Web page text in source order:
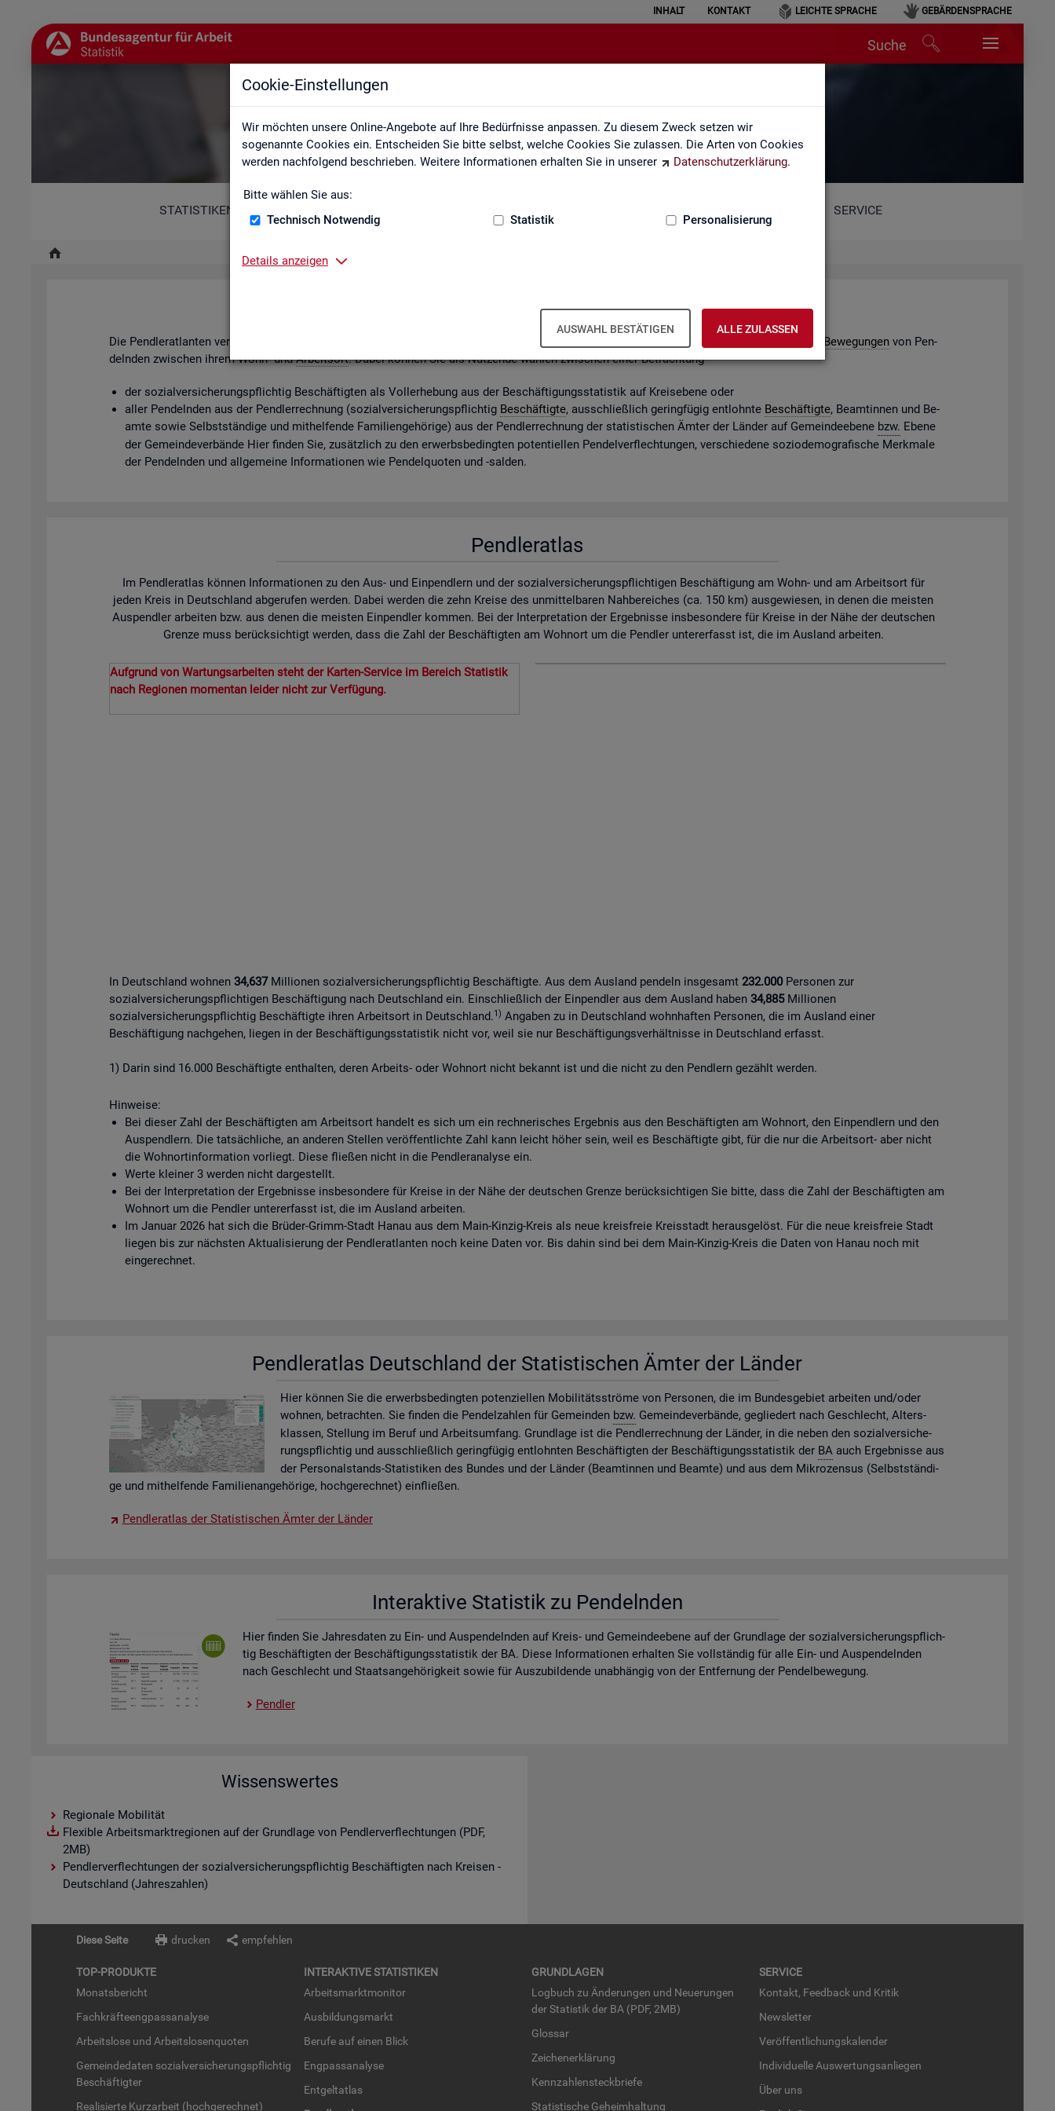
Cookie-Einstellungen
Wir möchten unsere Online-Angebote auf Ihre Bedürfnisse anpassen. Zu diesem Zweck setzen wir
sogenannte Cookies ein. Entscheiden Sie bitte selbst, welche Cookies Sie zulassen. Die Arten von Cookies
werden nachfolgend beschrieben. Weitere Informationen erhalten Sie in unserer
Datenschutzerklärung.
Bitte wählen Sie aus:
Technisch Notwendig
Statistik Personalisierung
Details anzeigen
AUSWAHL BESTÄTIGEN ALLE ZULASSEN
INHALT KONTAKT LEICHTE SPRACHE GEBÄRDENSPRACHE
Suche
Pendleratlas
STATISTIKEN SERVICE
Pend­ler­at­lan­ten für Krei­se und Ge­mein­den/Ge­mein­de­ver­bän­de
Die Pend­ler­at­lan­ten ver­an­schau­li­chen mit ihren Kar­ten­dar­stel­lun­gen auf leicht nach­voll­zieh­ba­re Weise die er­werbs­be­ding­ten po­ten­ti­el­len Be­we­gun­genvon Pen­
deln­den zwi­schen ihrem Wohn- undAr­beits­ort. Dabei kön­nen Sie als Nut­zen­de wäh­len zwi­schen einer Be­trach­tung
der so­zi­al­ver­si­che­rungs­pflich­tig Be­schäf­tig­ten als Vol­l­er­he­bung aus der Be­schäf­ti­gungs­sta­tis­tik auf Kreis­ebe­ne oder
aller Pen­deln­den aus der Pend­ler­rech­nung (so­zi­al­ver­si­che­rungs­pflich­tig Be­schäf­tig­te, aus­schlie­ß­lich ge­ring­fü­gig ent­lohn­te Be­schäf­tig­te, Be­am­tin­nen und Be­
am­te sowie Selbst­stän­di­ge und mit­hel­fen­de Fa­mi­li­en­ge­hö­ri­ge) aus der Pend­ler­rech­nung der sta­tis­ti­schen Ämter der Län­der auf Ge­mein­de­ebe­ne bzw. Ebene
der Ge­mein­de­ver­bän­de Hier fin­den Sie, zu­sätz­lich zu den er­werbs­be­ding­ten po­ten­ti­el­len Pen­del­ver­flech­tun­gen, ver­schie­de­ne so­zio­de­mo­gra­fi­sche Merk­ma­le
der Pen­deln­den und all­ge­mei­ne In­for­ma­tio­nen wie Pen­del­quo­ten und -sal­den.
Pendleratlas
Im Pendleratlas können Informationen zu den Aus- und Einpendlern und der sozialversicherungspflichtigen Beschäftigung am Wohn- und am Arbeitsort für
jeden Kreis in Deutschland abgerufen werden. Dabei werden die zehn Kreise des unmittelbaren Nahbereiches (ca. 150 km) ausgewiesen, in denen die meisten
Auspendler arbeiten bzw. aus denen die meisten Einpendler kommen. Bei der Interpretation der Ergebnisse insbesondere für Kreise in der Nähe der deutschen
Grenze muss berücksichtigt werden, dass die Zahl der Beschäftigten am Wohnort um die Pendler untererfasst ist, die im Ausland arbeiten.
Aufgrund von Wartungsarbeiten steht der Karten-Service im Bereich Statistik
nach Regionen momentan leider nicht zur Verfügung.
In Deutschland wohnen 34,637Millionen sozialversicherungspflichtig Beschäftigte. Aus dem Ausland pendeln insgesamt 232.000Personen zur
sozialversicherungspflichtigen Beschäftigung nach Deutschland ein. Einschließlich der Einpendler aus dem Ausland haben 34,885Millionen
sozialversicherungspflichtig Beschäftigte ihren Arbeitsort in Deutschland.1) Angaben zu in Deutschland wohnhaften Personen, die im Ausland einer
Beschäftigung nachgehen, liegen in der Beschäftigungsstatistik nicht vor, weil sie nur Beschäftigungsverhältnisse in Deutschland erfasst.
1) Darin sind 16.000 Beschäftigte enthalten, deren Arbeits- oder Wohnort nicht bekannt ist und die nicht zu den Pendlern gezählt werden.
Hinweise:
Bei dieser Zahl der Beschäftigten am Arbeitsort handelt es sich um ein rechnerisches Ergebnis aus den Beschäftigten am Wohnort, den Einpendlern und den
Auspendlern. Die tatsächliche, an anderen Stellen veröffentlichte Zahl kann leicht höher sein, weil es Beschäftigte gibt, für die nur die Arbeitsort- aber nicht
die Wohnortinformation vorliegt. Diese fließen nicht in die Pendleranalyse ein.
Werte kleiner 3 werden nicht dargestellt.
Bei der Interpretation der Ergebnisse insbesondere für Kreise in der Nähe der deutschen Grenze berücksichtigen Sie bitte, dass die Zahl der Beschäftigten am
Wohnort um die Pendler untererfasst ist, die im Ausland arbeiten.
Im Januar 2026 hat sich die Brüder-Grimm-Stadt Hanau aus dem Main-Kinzig-Kreis als neue kreisfreie Kreisstadt herausgelöst. Für die neue kreisfreie Stadt
liegen bis zur nächsten Aktualisierung der Pendleratlanten noch keine Daten vor. Bis dahin sind bei dem Main-Kinzig-Kreis die Daten von Hanau noch mit
eingerechnet.
Pend­ler­at­las Deutsch­land der Sta­tis­ti­schen Ämter der Län­der
Hier kön­nen Sie die er­werbs­be­ding­ten po­ten­zi­el­len Mo­bi­li­täts­strö­me von Per­so­nen, die im Bun­des­ge­biet ar­bei­ten und/oder
woh­nen, be­trach­ten. Sie fin­den die Pen­del­zah­len für Ge­mein­den bzw. Ge­mein­de­ver­bän­de, ge­glie­dert nach Ge­schlecht, Al­ters­
klas­sen, Stel­lung im Beruf und Ar­beits­um­fang. Grund­la­ge ist die Pend­ler­rech­nung der Län­der, in die neben den so­zi­al­ver­si­che­
rungs­pflich­tig und aus­schlie­ß­lich ge­ring­fü­gig ent­lohn­ten Be­schäf­tig­ten der Be­schäf­ti­gungs­sta­tis­tik der BAauch Er­geb­nis­se aus
der Per­so­nal­stands-Sta­tis­ti­ken des Bun­des und der Län­der (Be­am­tin­nen und Be­am­te) und aus dem Mi­kro­zen­sus (Selbst­stän­di­
ge und mit­hel­fen­de Fa­mi­li­en­an­ge­hö­ri­ge, hoch­ge­rech­net) ein­flie­ßen.
Pend­ler­at­las der Sta­tis­ti­schen Ämter der Län­der
In­ter­ak­ti­ve Sta­tis­tik zu Pen­deln­den
Hier fin­den Sie Jah­res­da­ten zu Ein- und Aus­pen­deln­den auf Kreis- und Ge­mein­de­ebe­ne auf der Grund­la­ge der so­zi­al­ver­si­che­rungs­pflich­
tig Be­schäf­tig­ten der Be­schäf­ti­gungs­sta­tis­tik der BA. Diese In­for­ma­tio­nen er­hal­ten Sie voll­stän­dig für alle Ein- und Aus­pen­deln­den
nach Ge­schlecht und Staats­an­ge­hö­rig­keit sowie für Aus­zu­bil­den­de un­ab­hän­gig von der Ent­fer­nung der Pen­del­be­we­gung.
Pend­ler
Wissenswertes
Regionale Mobilität
Flexible Arbeitsmarktregionen auf der Grundlage von Pendlerverflechtungen (PDF,
2MB)
Pendlerverflechtungen der sozialversicherungspflichtig Beschäftigten nach Kreisen -
Deutschland (Jahreszahlen)
Diese Seite drucken empfehlen
TOP-PRO­DUK­TE
Mo­nats­be­richt
Fach­kräf­te­eng­pass­ana­ly­se
Ar­beits­lo­se und Ar­beits­lo­sen­quo­ten
Ge­mein­de­da­ten so­zi­al­ver­si­che­rungs­pflich­tig
Be­schäf­tig­ter
Rea­li­sier­te Kurz­ar­beit (hoch­ge­rech­net)
IN­TER­AK­TI­VE STA­TIS­TI­KEN
Ar­beits­markt­mo­ni­tor
Aus­bil­dungs­markt
Be­ru­fe auf einen Blick
Eng­pass­ana­ly­se
Ent­gel­t­at­las
GRUND­LA­GEN
Log­buch zu Än­de­run­gen und Neue­run­gen
der Sta­tis­tik der BA (PDF, 2MB)
Glos­sar
Zei­chen­er­klä­rung
Kenn­zah­len­steck­brie­fe
Sta­tis­ti­sche Ge­heim­hal­tung
SER­VICE
Kon­takt, Feed­back und Kri­tik
News­let­ter
Ver­öf­fent­li­chungs­ka­len­der
In­di­vi­du­el­le Aus­wer­tungs­an­lie­gen
Über uns